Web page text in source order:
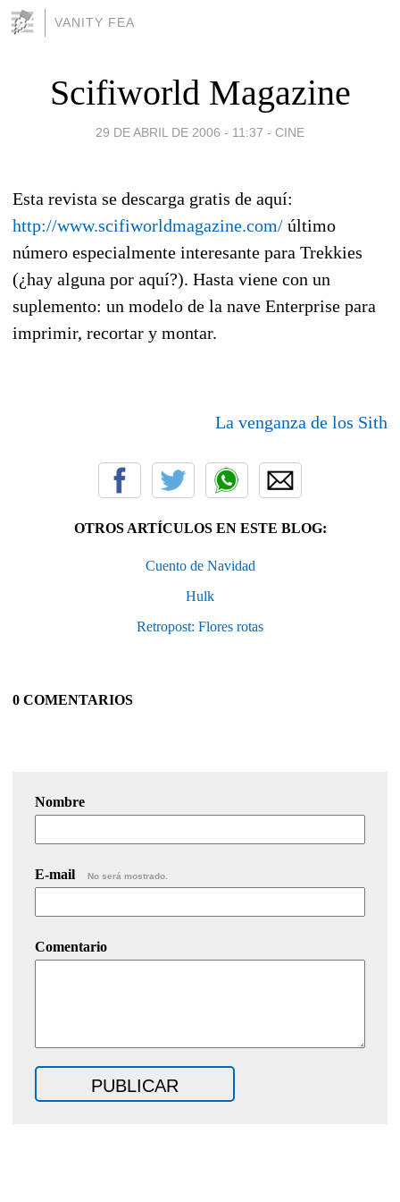
VANITY FEA
Scifiworld Magazine
29 DE ABRIL DE 2006 - 11:37 - CINE
Esta revista se descarga gratis de aquí:
http://www.scifiworldmagazine.com/ último
número especialmente interesante para Trekkies
(¿hay alguna por aquí?). Hasta viene con un
suplemento: un modelo de la nave Enterprise para
imprimir, recortar y montar.
La venganza de los Sith
OTROS ARTÍCULOS EN ESTE BLOG:
Cuento de Navidad
Hulk
Retropost: Flores rotas
0 COMENTARIOS
Nombre
E-mail No será mostrado.
Comentario